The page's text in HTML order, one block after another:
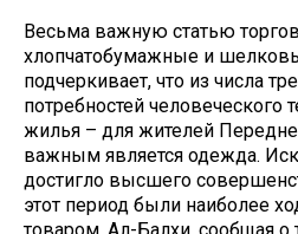
Весьма важную статью
хлопчатобумажные и
подчеркивает, что из числа
потребностей
жилья – для жителей
важным является одежда.
достигло высшего
этот период были наиболее